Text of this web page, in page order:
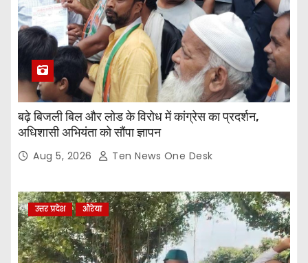
बढ़े बिजली बिल और लोड के विरोध में कांग्रेस का प्रदर्शन,
अधिशासी अभियंता को सौंपा ज्ञापन
Aug 5, 2026 Ten News One Desk
उत्तर प्रदेश औरेया